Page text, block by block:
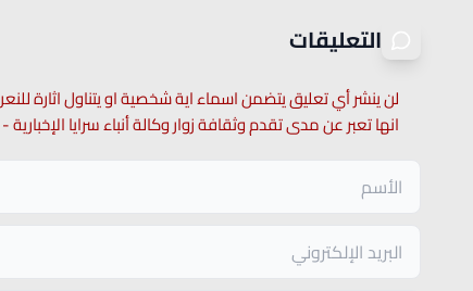
التعليقات
لن ينشر أي تعليق يتضمن اسماء اية شخصية او يتناول اثارة
انها تعبر عن مدى تقدم وثقافة زوار وكالة أنباء سرايا